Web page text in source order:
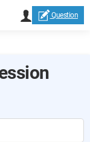
Question